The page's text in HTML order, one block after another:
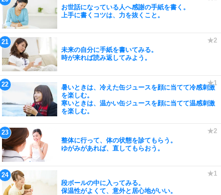
お世話になっている人へ感謝の手紙を書く。
上手に書くコツは、力を抜くこと。
未来の自分に手紙を書いてみる。
時が来れば読み返してみよう。
暑いときは、冷えた缶ジュースを顔に当てて冷感刺激
を楽しむ。
寒いときは、温かい缶ジュースを顔に当てて温感刺激
を楽しむ。
整体に行って、体の状態を診てもらう。
ゆがみがあれば、直してもらおう。
段ボールの中に入ってみる。
保温性がよくて、意外と居心地がいい。